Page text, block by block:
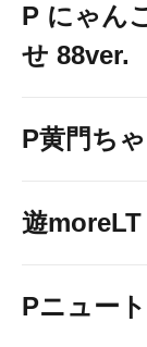
P にゃん
せ 88ver.
P黄門ち
遊
Pニュー